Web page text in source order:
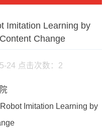
Imitation Learning by
Change
24 点击次数： 2
Imitation Learning by